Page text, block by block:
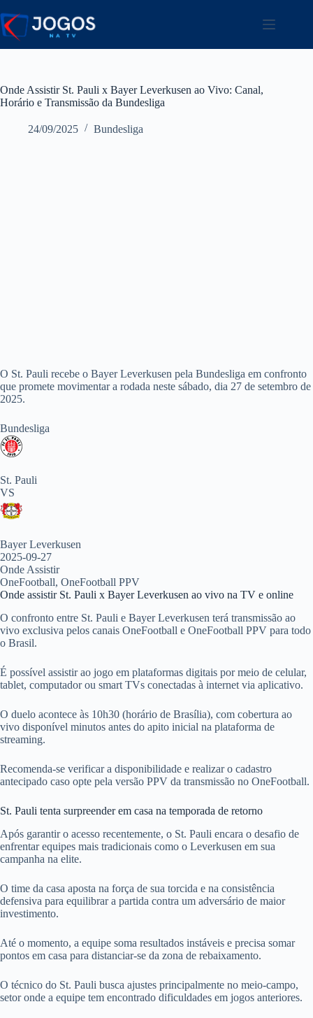
para
o
conteúdo
Onde Assistir St. Pauli x Bayer Leverkusen ao Vivo: Canal,
Horário e Transmissão da Bundesliga
24/09/2025 Bundesliga
O St. Pauli recebe o Bayer Leverkusen pela Bundesliga em confronto
que promete movimentar a rodada neste sábado, dia 27 de setembro de
2025.
Bundesliga
St. Pauli
VS
Bayer Leverkusen
2025-09-27
Onde Assistir
OneFootball, OneFootball PPV
Onde assistir St. Pauli x Bayer Leverkusen ao vivo na TV e online
O confronto entre St. Pauli e Bayer Leverkusen terá transmissão ao
vivo exclusiva pelos canais OneFootball e OneFootball PPV para todo
o Brasil.
É possível assistir ao jogo em plataformas digitais por meio de celular,
tablet, computador ou smart TVs conectadas à internet via aplicativo.
O duelo acontece às 10h30 (horário de Brasília), com cobertura ao
vivo disponível minutos antes do apito inicial na plataforma de
streaming.
Recomenda-se verificar a disponibilidade e realizar o cadastro
antecipado caso opte pela versão PPV da transmissão no OneFootball.
St. Pauli tenta surpreender em casa na temporada de retorno
Após garantir o acesso recentemente, o St. Pauli encara o desafio de
enfrentar equipes mais tradicionais como o Leverkusen em sua
campanha na elite.
O time da casa aposta na força de sua torcida e na consistência
defensiva para equilibrar a partida contra um adversário de maior
investimento.
Até o momento, a equipe soma resultados instáveis e precisa somar
pontos em casa para distanciar-se da zona de rebaixamento.
O técnico do St. Pauli busca ajustes principalmente no meio-campo,
setor onde a equipe tem encontrado dificuldades em jogos anteriores.